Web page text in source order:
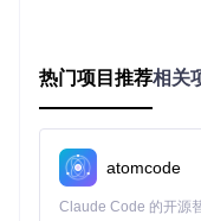
面对庞大的音乐库，
# 批量下载文件夹内所
dotnet run --
歌词乱码快速修复方
热门项目推荐相关
atomcode